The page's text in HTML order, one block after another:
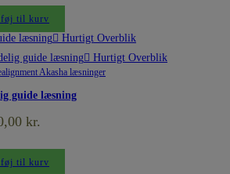
til kurv
Hurtigt Overblik
Hurtigt Overblik
Akasha læsninger
guide læsning
kr.
til kurv